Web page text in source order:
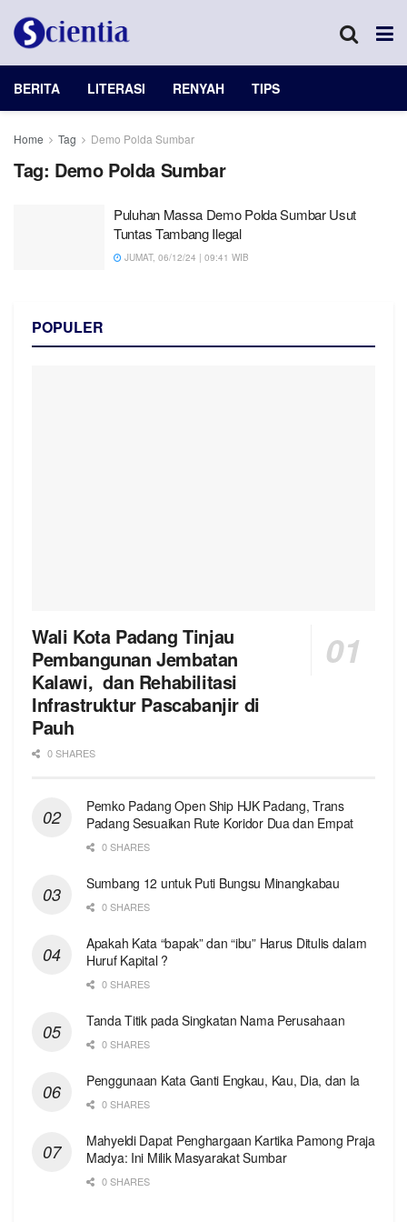
BERITA LITERASI RENYAH TIPS
Home Tag Demo Polda Sumbar
Tag: Demo Polda Sumbar
Puluhan Massa Demo Polda Sumbar Usut
Tuntas Tambang Ilegal
JUMAT, 06/12/24 | 09:41 WIB
POPULER
Wali Kota Padang Tinjau
Pembangunan Jembatan
Kalawi, dan Rehabilitasi
Infrastruktur Pascabanjir di
Pauh
0 SHARES
Pemko Padang Open Ship HJK Padang, Trans
Padang Sesuaikan Rute Koridor Dua dan Empat
0 SHARES
Sumbang 12 untuk Puti Bungsu Minangkabau
0 SHARES
Apakah Kata “bapak” dan “ibu” Harus Ditulis dalam
Huruf Kapital ?
0 SHARES
Tanda Titik pada Singkatan Nama Perusahaan
0 SHARES
Penggunaan Kata Ganti Engkau, Kau, Dia, dan Ia
0 SHARES
Mahyeldi Dapat Penghargaan Kartika Pamong Praja
Madya: Ini Milik Masyarakat Sumbar
0 SHARES